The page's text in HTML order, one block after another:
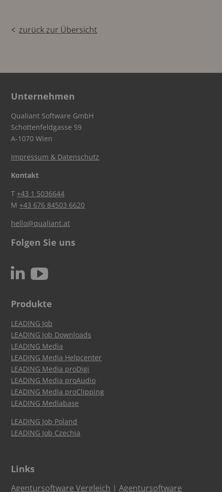
zurück zur Übersicht
Unternehmen
Qualiant Software GmbH
Schottenfeldgasse 59
A-1070 Wien
Impressum & Datenschutz
Kontakt
T+43 1 5036644
M+43 676 84503 6620
hello@qualiant.at
Folgen Sie uns
N c
Produkte
LEADING Job
LEADING Job Downloads
LEADING Media
LEADING Media Helpcenter
LEADING Media proDigi
LEADING Media proAudio
LEADING Media proClipping
LEADING Mediabase
LEADING Job Poland
LEADING Job Czechia
Links
Agentursoftware Vergleich |Agentursoftware